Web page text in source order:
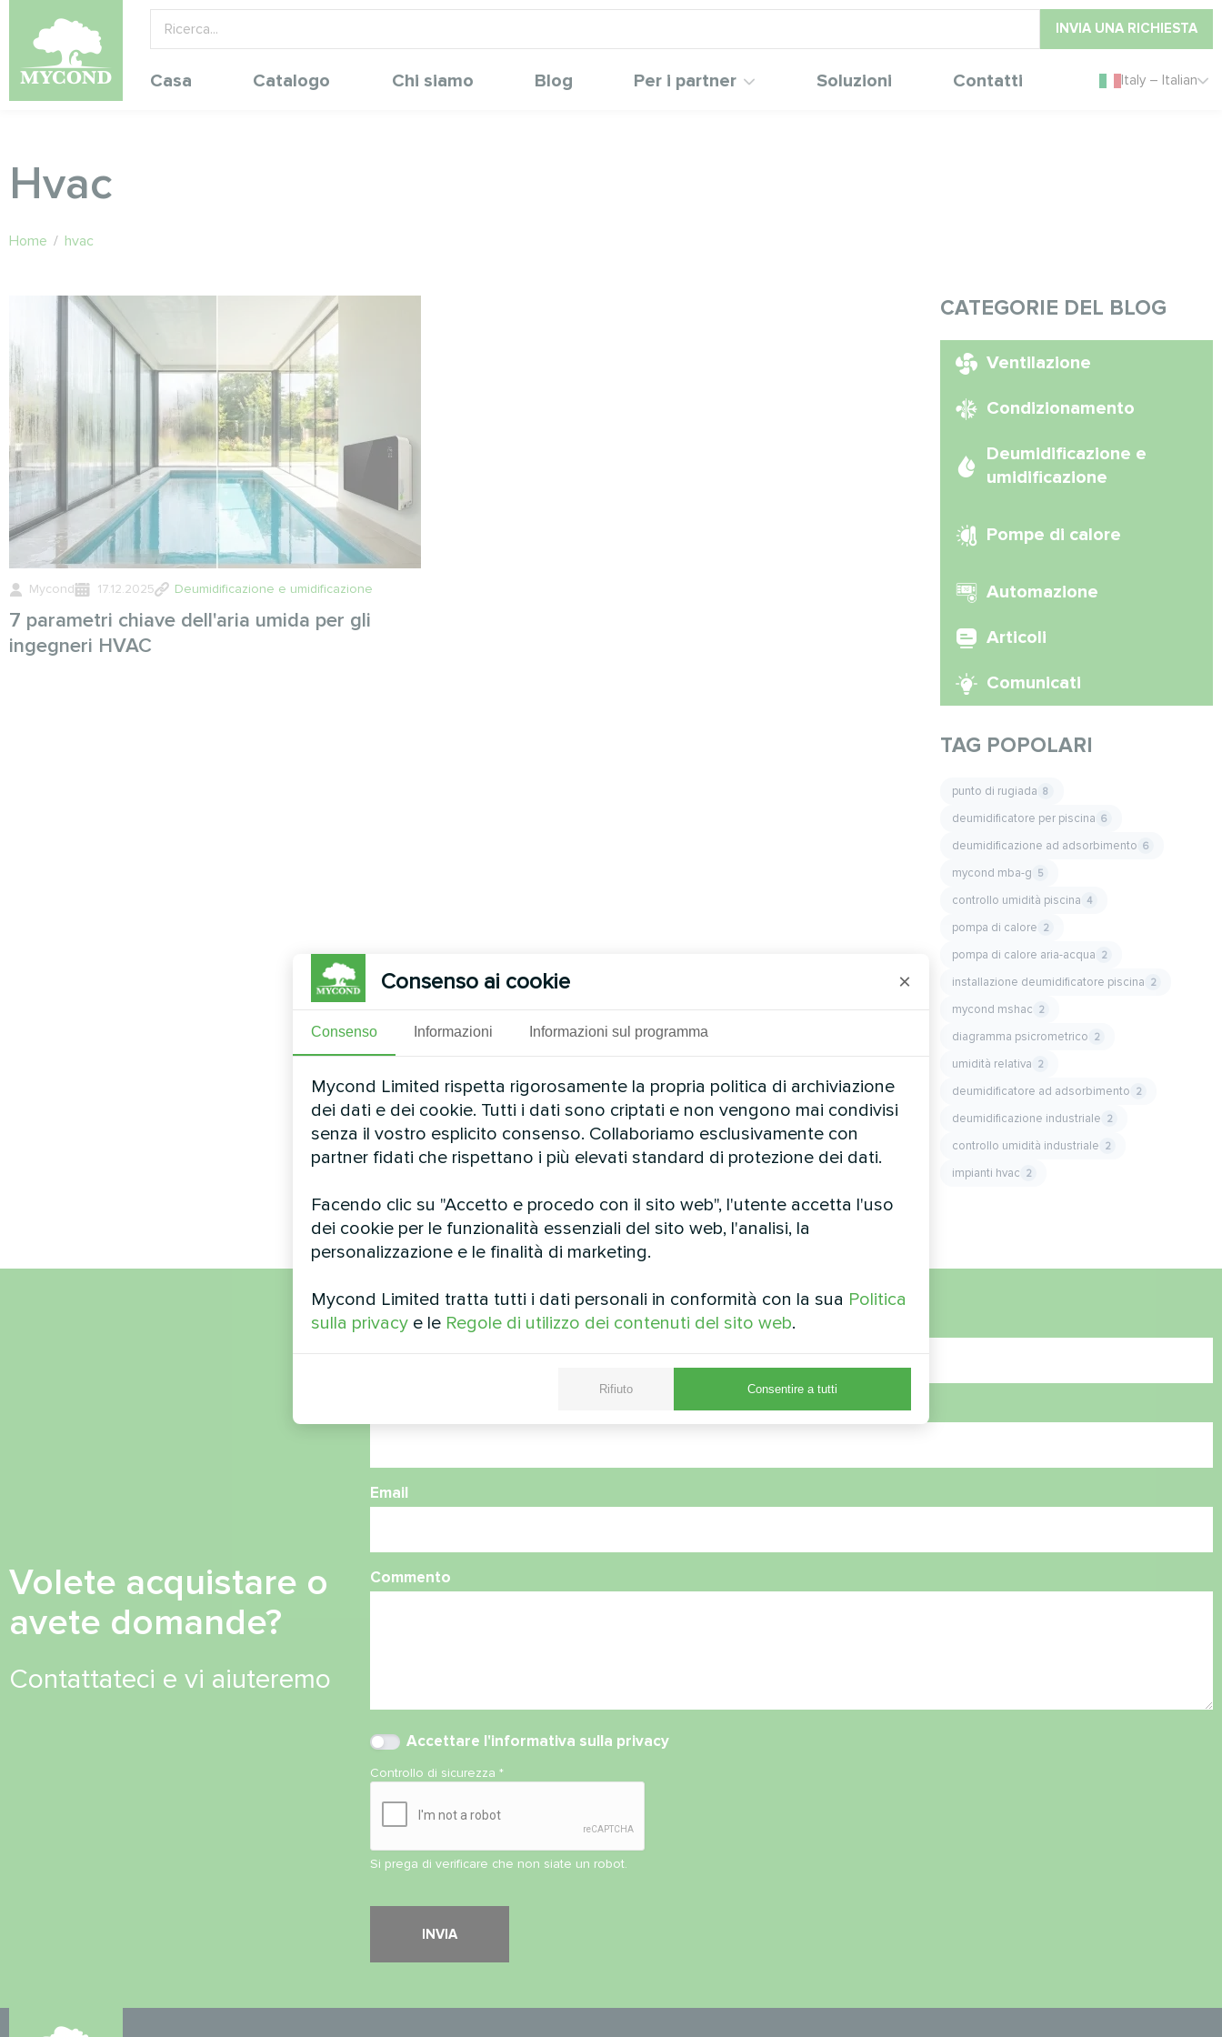
INVIA UNA RICHIESTA
Casa Catalogo Chi siamo Blog Per i partner Soluzioni Contatti Italy – Italian
Hvac
Home / hvac
Mycond 17.12.2025 Deumidificazione e umidificazione
7 parametri chiave dell'aria umida per gli
ingegneri HVAC
CATEGORIE DEL BLOG
Ventilazione
Condizionamento
Deumidificazione e
umidificazione
Pompe di calore
Automazione
Articoli
Comunicati
TAG POPOLARI
punto di rugiada 8
deumidificatore per piscina 6
deumidificazione ad adsorbimento 6
mycond mba-g 5
controllo umidità piscina 4
pompa di calore 2
pompa di calore aria-acqua 2
installazione deumidificatore piscina 2
mycond mshac 2
diagramma psicrometrico 2
umidità relativa 2
deumidificatore ad adsorbimento 2
deumidificazione industriale 2
controllo umidità industriale 2
impianti hvac 2
Volete acquistare o
avete domande?
Contattateci e vi aiuteremo
Nome
Email
Commento
Accettare l'informativa sulla privacy
Controllo di sicurezza*
Si prega di verificare che non siate un robot.
Consenso ai cookie ×
Consenso Informazioni Informazioni sul programma
Mycond Limited rispetta rigorosamente la propria politica di archiviazione
dei dati e dei cookie. Tutti i dati sono criptati e non vengono mai condivisi
senza il vostro esplicito consenso. Collaboriamo esclusivamente con
partner fidati che rispettano i più elevati standard di protezione dei dati.
Facendo clic su "Accetto e procedo con il sito web", l'utente accetta l'uso
dei cookie per le funzionalità essenziali del sito web, l'analisi, la
personalizzazione e le finalità di marketing.
Mycond Limited tratta tutti i dati personali in conformità con la sua Politica
sulla privacy e le Regole di utilizzo dei contenuti del sito web.
Rifiuto Consentire a tutti